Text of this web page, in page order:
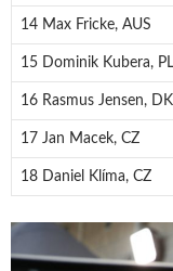
14 Max Fricke, AUS
15 Dominik Kubera, PL
16 Rasmus Jensen, DK
17 Jan Macek, CZ
18 Daniel Klíma, CZ